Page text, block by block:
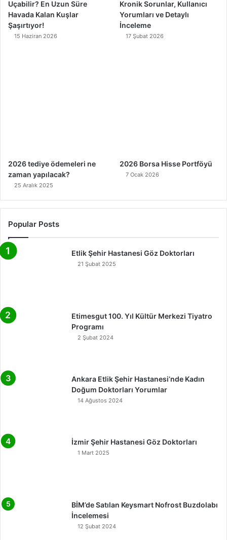
Uçabilir? En Uzun Süre
Havada Kalan Kuşlar
Şaşırtıyor!
15 Haziran 2026
Kronik Sorunlar, Kullanıcı
Yorumları ve Detaylı
İnceleme
17 Şubat 2026
2026 tediye ödemeleri ne
zaman yapılacak?
25 Aralık 2025
2026 Borsa Hisse Portföyü
7 Ocak 2026
Popular Posts
Etlik Şehir Hastanesi Göz Doktorları
21 Şubat 2025
Etimesgut 100. Yıl Kültür Merkezi Tiyatro
Programı
2 Şubat 2024
Ankara Etlik Şehir Hastanesi’nde Kadın
Doğum Doktorları Yorumlar
14 Ağustos 2024
İzmir Şehir Hastanesi Göz Doktorları
1 Mart 2025
BİM’de Satılan Keysmart Nofrost Buzdolabı
İncelemesi
12 Şubat 2024